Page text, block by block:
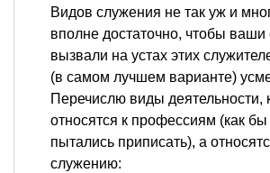
Видов служения не так уж и
вполне достаточно, чтобы ваши
вызвали на устах этих
(в самом лучшем варианте)
Перечислю виды деятельности,
относятся к профессиям (как бы
пытались приписать), а
служению: